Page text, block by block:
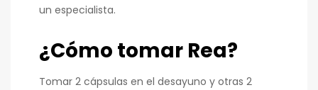
un especialista.
¿Cómo tomar Rea?
Tomar 2 cápsulas en el desayuno y otras 2